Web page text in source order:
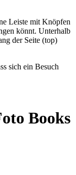
Leiste mit Knöpfen
könnt. Unterhalb
der Seite (top)
sich ein Besuch
Books